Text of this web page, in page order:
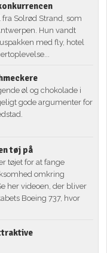
Solrød Strand, som
Hun vandt
med fly, hotel
øl og chokolade i
gode argumenter for
tøj på
tøjet for at fange
omkring
her videoen, der bliver
Boeing 737, hvor